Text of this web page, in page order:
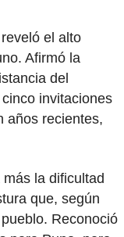
el alto
Afirmó la
del
invitaciones
años recientes,
la dificultad
que, según
Reconoció